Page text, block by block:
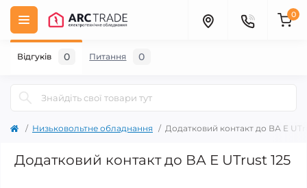
0
Низьковольтне обладнання Додатковий контакт до ВА E
Додатковий контакт до ВА E UTrust 125
Відгуків 0 Питання 0